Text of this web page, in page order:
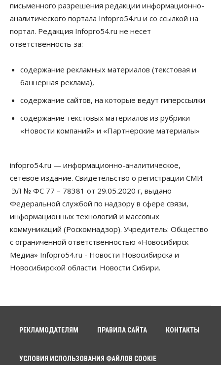
Общество Право&Порядок
Роспотребнадзор изъял почти полторы тонны
мяса в Новосибирской области
Расходы новосибирцев на спорт выросли на 40%
за полгода
07 Августа 2026, 14:35
07 Августа 2026, 14:00
07 Августа 2026, 13:55
Авто Общество
Треть автовладельцев в Новосибирской области
«поставили машины на прикол»
07 Августа 2026, 13:00
Власть
Школы, библиотеки, пешеходные тротуары:
депутаты Госдумы контролируют работы на
социальных объектах
Синоптики рассказали о погоде в Новосибирске
Жители Новосибирска смогут добровольно
повысить свою пенсию
письменного разрешения редакции информационно-
аналитического портала Infopro54.ru и со ссылкой на
портал. Редакция Infopro54.ru не несет
ответственность за:
содержание рекламных материалов (текстовая и
баннерная реклама),
содержание сайтов, на которые ведут гиперссылки
содержание текстовых материалов из рубрики
«Новости компаний» и «Партнерские материалы»
infopro54.ru — информационно-аналитическое,
сетевое издание. Свидетельство о регистрации СМИ:
ЭЛ № ФС 77 – 78381 от 29.05.2020 г, выдано
Федеральной службой по надзору в сфере связи,
информационных технологий и массовых
коммуникаций (Роскомнадзор). Учредитель: Общество
с ограниченной ответственностью «Новосибирск
Медиа» Infopro54.ru - Новости Новосибирска и
Новосибирской области. Новости Сибири.
РЕКЛАМОДАТЕЛЯМ ПРАВИЛА САЙТА КОНТАКТЫ
УСЛОВИЯ ИСПОЛЬЗОВАНИЯ ФАЙЛОВ COOKIE